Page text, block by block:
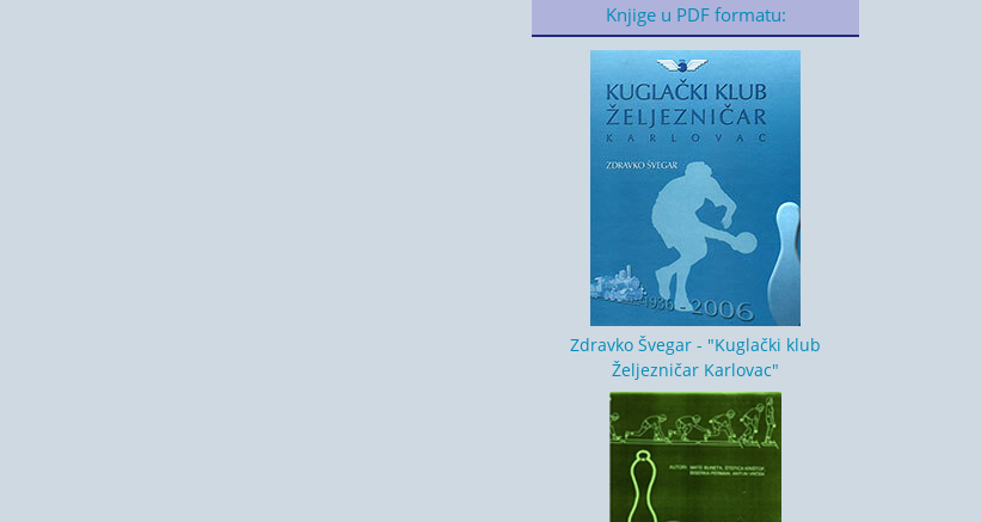
Knjige u PDF formatu:
Zdravko Švegar - "Kuglački klub
Željezničar Karlovac"